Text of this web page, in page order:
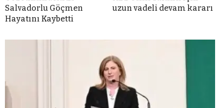
Salvadorlu Göçmen
Hayatını Kaybetti
uzun vadeli devam kararı